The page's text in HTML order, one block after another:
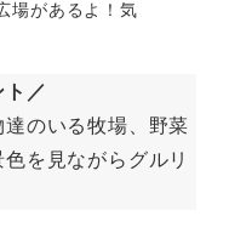
場があるよ！気
／
のいる牧場、野菜
を見ながらグルリ